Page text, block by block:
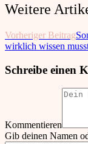
Weitere
Vorheriger Beitrag
wirklich wissen
Schreibe einen
Kommentieren
Gib deinen Namen